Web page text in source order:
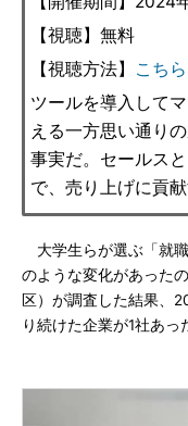
【視聴】無料
【視聴方法】
こちら
ツールを導入して
える一方思い通り
事実だ。セールス
で、売り上げに貢
大学生らが選ぶ「就
のような変化があった
区）が調査した結果、
り続けた企業が1社あ